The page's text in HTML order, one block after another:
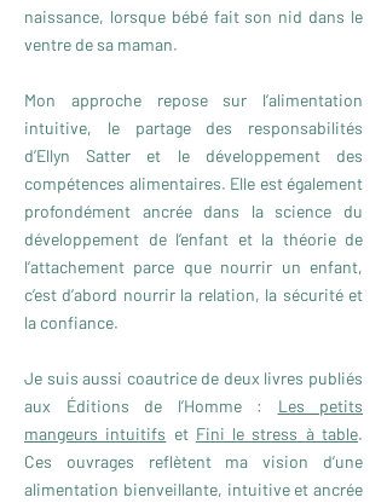
naissance, lorsque bébé fait son nid dans le
ventre de sa maman.
Mon approche repose sur l’alimentation
intuitive, le partage des responsabilités
d’Ellyn Satter et le développement des
compétences alimentaires. Elle est également
profondément ancrée dans la science du
développement de l’enfant et la théorie de
l’attachement parce que nourrir un enfant,
c’est d’abord nourrir la relation, la sécurité et
la confiance.
Je suis aussi coautrice de deux livres publiés
aux Éditions de l’Homme : Les petits
mangeurs intuitifs et Fini le stress à table.
Ces ouvrages reflètent ma vision d’une
alimentation bienveillante, intuitive et ancrée